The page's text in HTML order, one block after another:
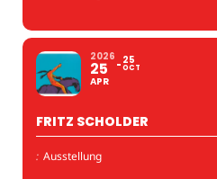
2026
25
APR
25
OCT
FRITZ SCHOLDER
: Ausstellung